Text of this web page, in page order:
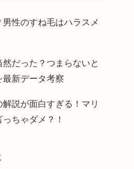
性のすね毛はハラスメ
だった？つまらないと
新データ考察
説が面白すぎる！マリ
ちゃダメ？！